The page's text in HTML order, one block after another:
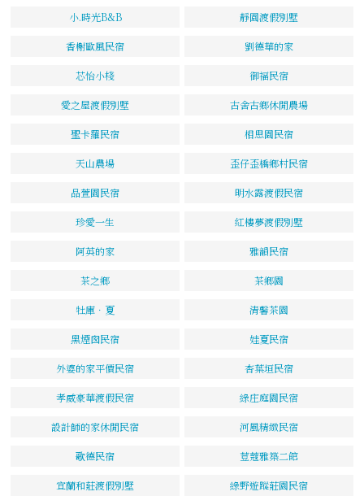
小.時光B&B 靜園渡假別墅
香榭歐風民宿 劉德華的家
芯怡小棧 御福民宿
愛之屋渡假別墅 古舍古鄉休閒農場
聖卡羅民宿 相思園民宿
天山農場 歪仔歪橋鄉村民宿
品萱園民宿 明水露渡假民宿
珍愛一生 紅樓夢渡假別墅
阿英的家 雅韻民宿
茶之鄉 茶鄉園
牡庫．夏 清馨茶園
黑煙囪民宿 娃夏民宿
外婆的家平價民宿 杏葉垣民宿
孝威豪華渡假民宿 綠庄庭園民宿
設計師的家休閒民宿 河風精緻民宿
歌德民宿 荳蔻雅築二館
宜蘭和莊渡假別墅 綠野遊蹤莊園民宿